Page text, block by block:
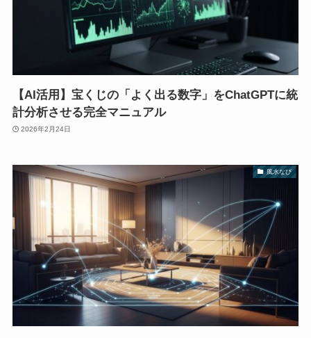
【AI活用】宝くじの「よく出る数字」をChatGPTに統
計分析させる完全マニュアル
2026年2月24日
風水なび